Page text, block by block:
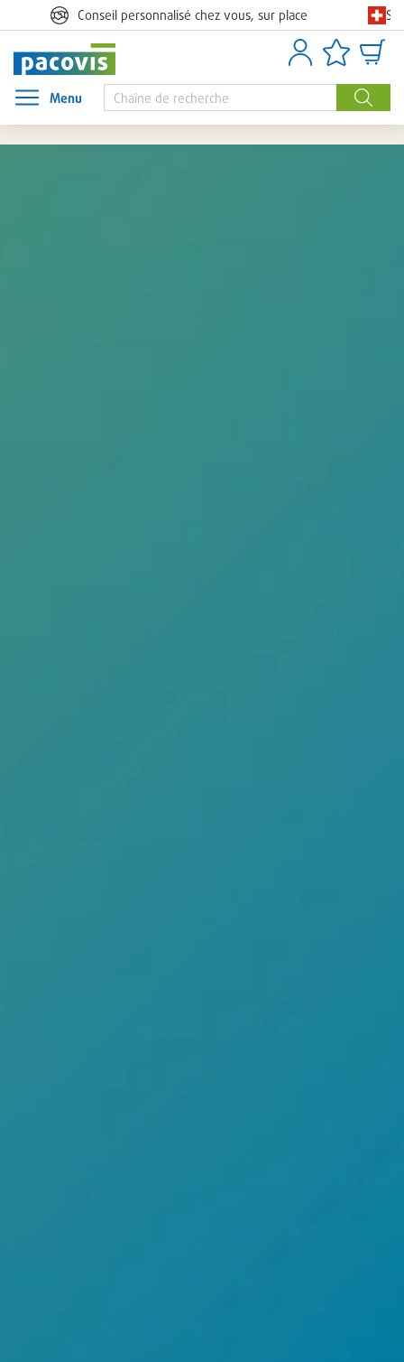
Conseil personnalisé chez vous, sur place
Se connecter
Listes Panier
Menu
Ouvrir le menu